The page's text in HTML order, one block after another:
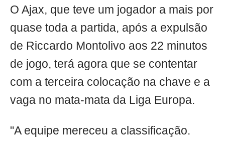
O Ajax, que teve um jogador a mais por
quase toda a partida, após a expulsão
de Riccardo Montolivo aos 22 minutos
de jogo, terá agora que se contentar
com a terceira colocação na chave e a
vaga no mata-mata da Liga Europa.
"A equipe mereceu a classificação.